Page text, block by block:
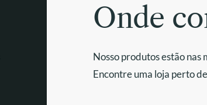
Onde
Nosso produtos estão nas
Encontre uma loja perto